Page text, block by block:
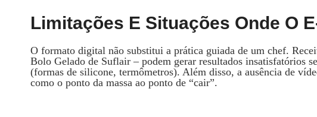
Limitações E Situações Onde O
O formato digital não substitui a prática guiada de um chef.
Bolo Gelado de Suflair – podem gerar resultados insatisfatórios
(formas de silicone, termômetros). Além disso, a ausência de
como o ponto da massa ao ponto de “cair”.